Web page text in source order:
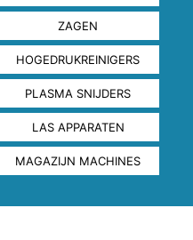
ZAGEN
HOGEDRUKREINIGERS
PLASMA SNIJDERS
LAS APPARATEN
MAGAZIJN MACHINES